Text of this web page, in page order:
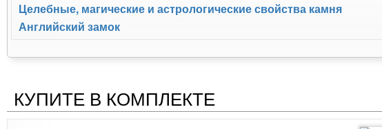
Целебные, магические и астрологические свойства камня
Английский замок
КУПИТЕ В КОМПЛЕКТЕ